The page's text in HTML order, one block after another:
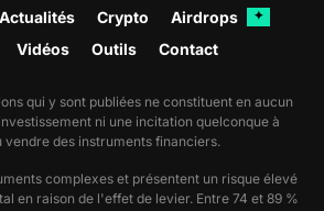
Actualités Crypto Airdrops ✦
Vidéos Outils Contact
qui y sont publiées ne constituent en aucun
ni une incitation quelconque à
vendre des instruments financiers.
complexes et présentent un risque élevé
en raison de l'effet de levier. Entre 74 et 89 %